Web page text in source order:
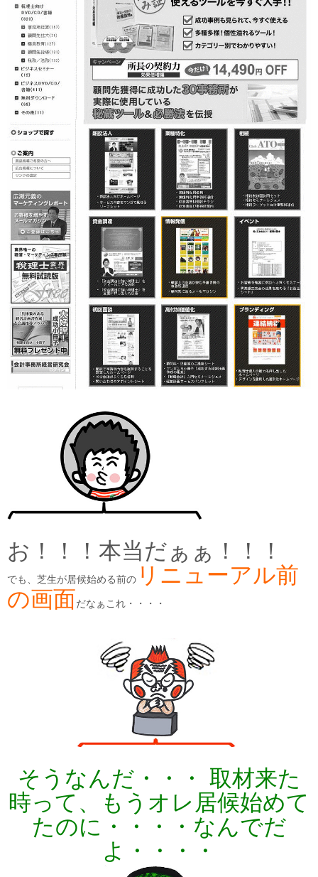
お！！！本当だぁぁ！！！
でも、芝生が居候始める前の リニューアル前
の画面だなぁこれ・・・・
そうなんだ・・・ 取材来た
時って、もうオレ居候始めて
たのに・・・・なんでだ
よ・・・・